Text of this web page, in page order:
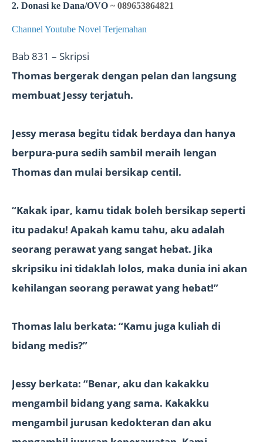
2. Donasi ke Dana/OVO ~ 089653864821
Channel Youtube Novel Terjemahan
Bab 831 – Skripsi
Thomas bergerak dengan pelan dan langsung
membuat Jessy terjatuh.
Jessy merasa begitu tidak berdaya dan hanya
berpura-pura sedih sambil meraih lengan
Thomas dan mulai bersikap centil.
“Kakak ipar, kamu tidak boleh bersikap seperti
itu padaku! Apakah kamu tahu, aku adalah
seorang perawat yang sangat hebat. Jika
skripsiku ini tidaklah lolos, maka dunia ini akan
kehilangan seorang perawat yang hebat!”
Thomas lalu berkata: “Kamu juga kuliah di
bidang medis?”
Jessy berkata: “Benar, aku dan kakakku
mengambil bidang yang sama. Kakakku
mengambil jurusan kedokteran dan aku